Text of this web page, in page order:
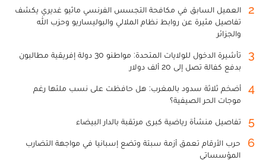
2
العميل السابق في مكافحة التجسس الفرنسي ماثيو غديري يكشف
تفاصيل مثيرة عن روابط نظام الملالي والبوليساريو وحزب الله
والجزائر
3
تأشيرة الدخول للولايات المتحدة: مواطنو 30 دولة إفريقية مطالبون
بدفع كفالة تصل إلى 20 ألف دولار
4
أضخم ثلاثة سدود بالمغرب: هل حافظت على نسب ملئها رغم
موجات الحر الصيفية؟
5 تفاصيل منشأة رياضية كبرى مرتقبة بالدار البيضاء
6
حرب الأرقام تعمق أزمة سبتة وتضع إسبانيا في مواجهة التضارب
المؤسساتي